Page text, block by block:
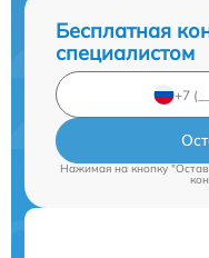
Бесплатная
специалистом
Нажимая на кнопку